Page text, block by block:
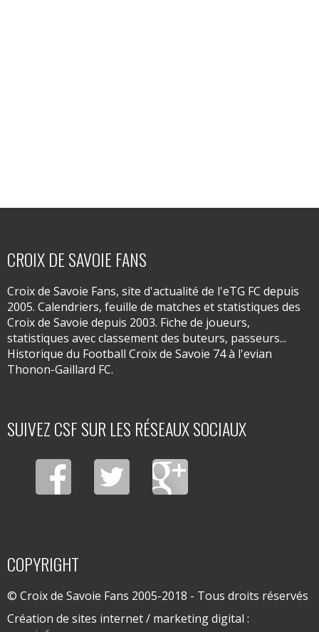
CROIX DE SAVOIE FANS
Croix de Savoie Fans, site d'actualité de l'eTG FC depuis
2005. Calendriers, feuille de matches et statistiques des
Croix de Savoie depuis 2003. Fiche de joueurs,
statistiques avec classement des buteurs, passeurs...
Historique du Football Croix de Savoie 74 à l'evian
Thonon-Gaillard FC.
SUIVEZ CSF SUR LES RÉSEAUX SOCIAUX
COPYRIGHT
© Croix de Savoie Fans 2005-2018 - Tous droits réservés
Création de sites internet / marketing digital :